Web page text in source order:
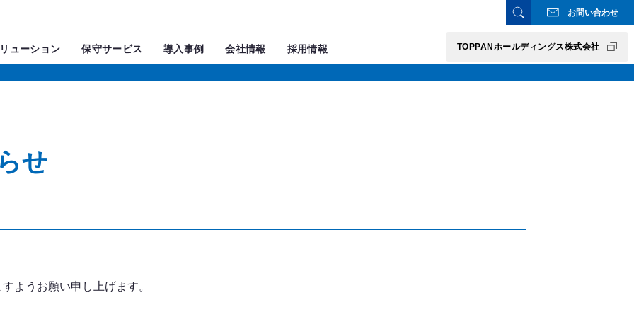
お問い合わせ
TOPPANホールディングス株式会社
ューション 保守サービス 導入事例 会社情報 採用情報
せ
ようお願い申し上げます。